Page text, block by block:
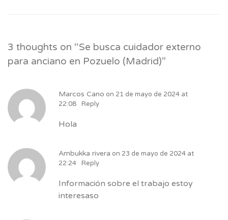
3 thoughts on “Se busca cuidador externo
para anciano en Pozuelo (Madrid)”
Marcos Cano on 21 de mayo de 2024 at
22:08
Reply
Hola
Ambukka rivera on 23 de mayo de 2024 at
22:24
Reply
Información sobre el trabajo estoy
interesaso